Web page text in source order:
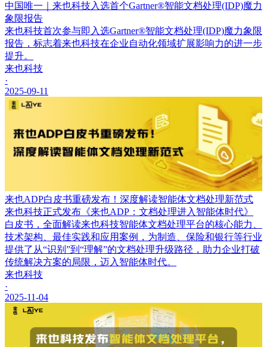
中国唯一｜来也科技入选首个Gartner®智能文档处理(IDP)魔力
象限报告
来也科技首次参与即入选Gartner®智能文档处理(IDP)魔力象限
报告，标志着来也科技在企业自动化领域扩展影响力的进一步
提升。
来也科技
·
2025-09-11
来也ADP白皮书重磅发布！深度解读智能体文档处理新范式
来也科技正式发布《来也ADP：文档处理进入智能体时代》
白皮书，全面解读来也科技智能体文档处理平台的核心能力、
技术架构、最佳实践和应用案例，为制造、保险和银行等行业
提供了从“识别”到“理解”的文档处理升级路径，助力企业打破
传统解决方案的局限，迈入智能体时代。
来也科技
·
2025-11-04